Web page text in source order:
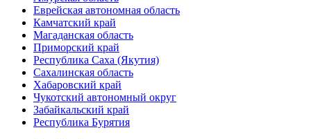
Еврейская автономная область
Камчатский край
Магаданская область
Приморский край
Республика Саха (Якутия)
Сахалинская область
Хабаровский край
Чукотский автономный округ
Забайкальский край
Республика Бурятия